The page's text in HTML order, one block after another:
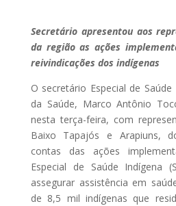
Secretário apresentou aos
da região as ações
reivindicações dos indígenas
O secretário Especial de
da Saúde, Marco Antônio
nesta terça-feira, com
Baixo Tapajós e Arapiuns,
contas das ações
Especial de Saúde Indígena
assegurar assistência em
de 8,5 mil indígenas que